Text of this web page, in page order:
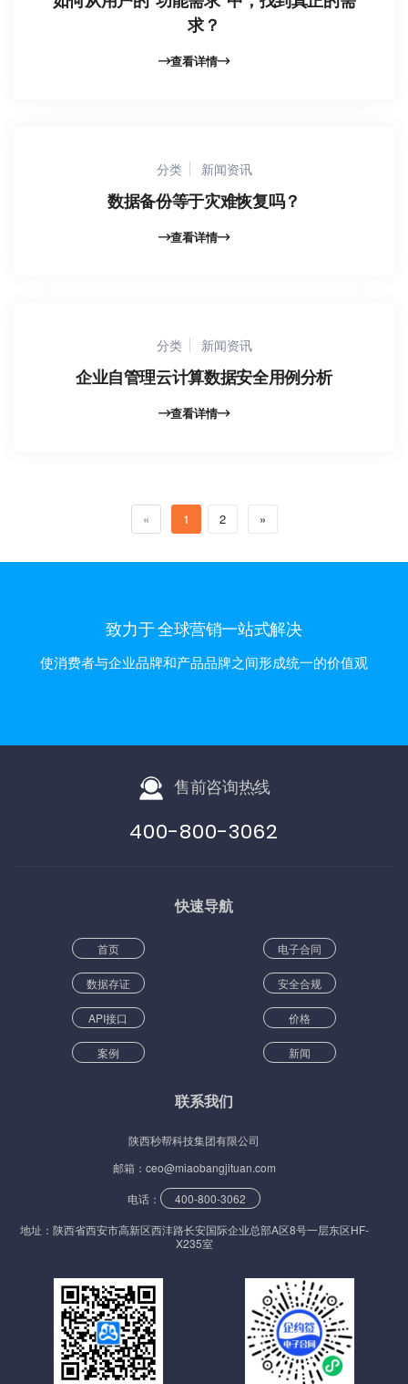
求？
查看详情
分类 新闻资讯
数据备份等于灾难恢复吗？
查看详情
分类 新闻资讯
企业自管理云计算数据安全用例分析
查看详情
« 1 2 »
致力于 全球营销一站式解决
使消费者与企业品牌和产品品牌之间形成统一的价值观
售前咨询热线
400-800-3062
快速导航
首页 电子合同
数据存证 安全合规
API接口 价格
案例 新闻
联系我们
陕西秒帮科技集团有限公司
邮箱：ceo@miaobangjituan.com
电话：
400-800-3062
地址：陕西省西安市高新区西沣路长安国际企业总部A区8号一层东区HF-
X235室